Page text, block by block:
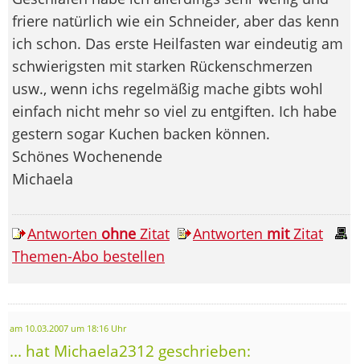
friere natürlich wie ein Schneider, aber das kenn
ich schon. Das erste Heilfasten war eindeutig am
schwierigsten mit starken Rückenschmerzen
usw., wenn ichs regelmäßig mache gibts wohl
einfach nicht mehr so viel zu entgiften. Ich habe
gestern sogar Kuchen backen können.
Schönes Wochenende
Michaela
Antworten ohne Zitat Antworten mitZitat
Themen-Abo bestellen
am 10.03.2007 um 18:16 Uhr
... hat Michaela2312 geschrieben: